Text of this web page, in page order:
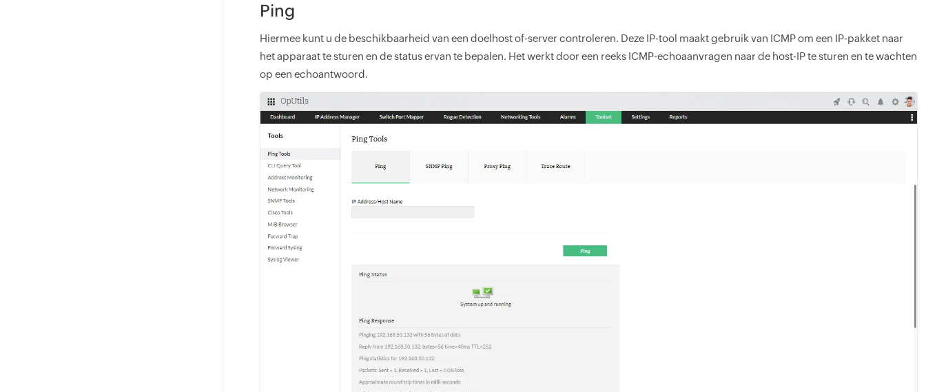
Ping
Hiermee kunt u de beschikbaarheid van een doelhost of-server controleren. Deze IP-tool maakt gebruik van ICMP om een IP-pakket naar
het apparaat te sturen en de status ervan te bepalen. Het werkt door een reeks ICMP-echoaanvragen naar de host-IP te sturen en te wachten
op een echoantwoord.